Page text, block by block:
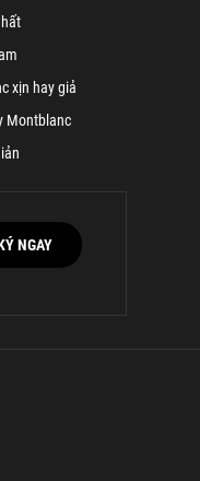
xịn hay giả
Montblanc